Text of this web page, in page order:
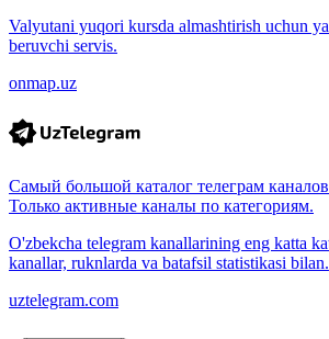
Valyutani yuqori kursda almashtirish uchun
beruvchi servis.
onmap.uz
Самый большой каталог телеграм
Только активные каналы по категориям.
O'zbekcha telegram kanallarining eng katta
kanallar, ruknlarda va batafsil statistikasi bilan.
uztelegram.com